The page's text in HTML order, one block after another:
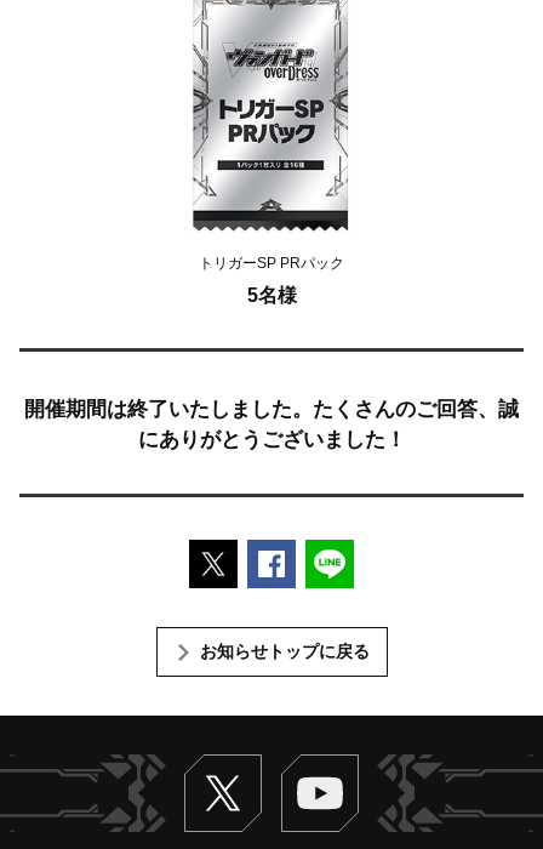
トリガーSP PRパック
5名様
開催期間は終了いたしました。たくさんのご回答、誠
にありがとうございました！
ポストするFacebookでシェアする
お知らせトップに戻る
Twitter ヴァンガードch